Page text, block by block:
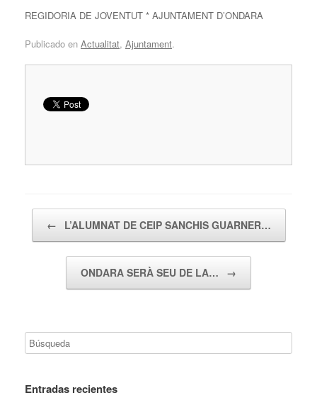
REGIDORIA DE JOVENTUT * AJUNTAMENT D’ONDARA
Publicado en Actualitat, Ajuntament.
← L’ALUMNAT DE CEIP SANCHIS GUARNER…
ONDARA SERÀ SEU DE LA… →
Entradas recientes